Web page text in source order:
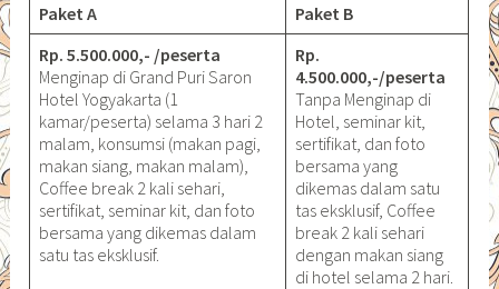
Paket A
Paket B
Rp. 5.500.000,- /peserta
Menginap di Grand Puri Saron
Hotel Yogyakarta (1
kamar/peserta) selama 3 hari 2
malam, konsumsi (makan pagi,
makan siang, makan malam),
Coffee break 2 kali sehari,
sertifikat, seminar kit, dan foto
bersama yang dikemas dalam
satu tas eksklusif.
Rp.
4.500.000,-/peserta
Tanpa Menginap di
Hotel, seminar kit,
sertifikat, dan foto
bersama yang
dikemas dalam satu
tas eksklusif, Coffee
break 2 kali sehari
dengan makan siang
di hotel selama 2 hari.